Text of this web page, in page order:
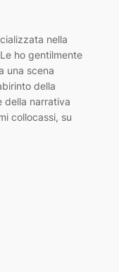
nella
ho gentilmente
una scena
della
della narrativa
collocassi, su